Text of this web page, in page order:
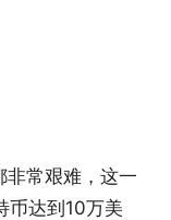
非常艰难，这一
币达到10万美